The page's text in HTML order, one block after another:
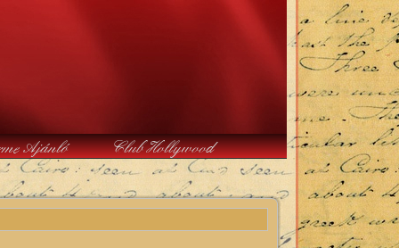
Ajánló Club Hollywood